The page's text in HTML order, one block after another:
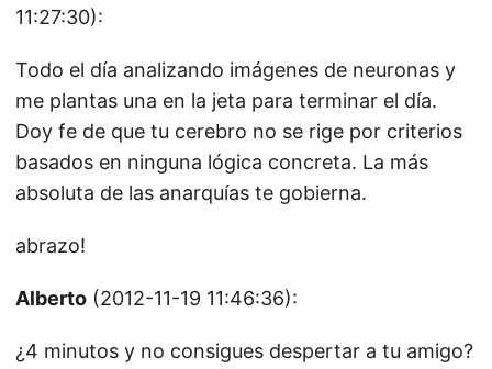
11:27:30):
Todo el día analizando imágenes de neuronas y
me plantas una en la jeta para terminar el día.
Doy fe de que tu cerebro no se rige por criterios
basados en ninguna lógica concreta. La más
absoluta de las anarquías te gobierna.
abrazo!
Alberto (2012-11-19 11:46:36):
¿4 minutos y no consigues despertar a tu amigo?